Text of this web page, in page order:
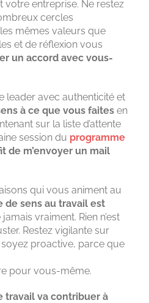
votre entreprise. Ne restez
cercles
mêmes valeurs que
et de réflexion vous
un accord avec vous-
leader avec authenticité et
à ce que vous faites en
sur la liste d’attente
session du programme
de m’envoyer un mail
qui vous animent au
de sens au travail est
jamais vraiment. Rien n’est
Restez vigilante sur
proactive, parce que
pour vous-même.
travail va contribuer à